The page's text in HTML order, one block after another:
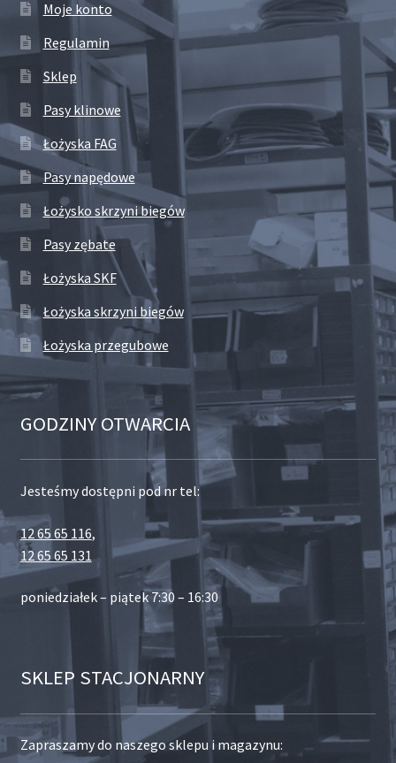
Moje konto
Regulamin
Sklep
Pasy klinowe
Łożyska FAG
Pasy napędowe
Łożysko skrzyni biegów
Pasy zębate
Łożyska SKF
Łożyska skrzyni biegów
Łożyska przegubowe
GODZINY OTWARCIA
Jesteśmy dostępni pod nr tel:
12 65 65 116,
12 65 65 131
poniedziałek – piątek 7:30 – 16:30
SKLEP STACJONARNY
Zapraszamy do naszego sklepu i magazynu: